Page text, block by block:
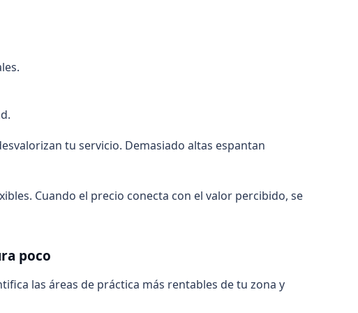
tu servicio. Demasiado altas espantan
Cuando el precio conecta con el valor percibido, se
poco
las áreas de práctica más rentables de tu zona y